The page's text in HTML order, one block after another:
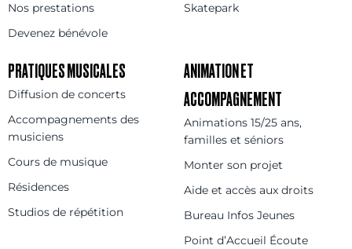
Nos prestations
Devenez bénévole
Skatepark
PRATIQUES MUSICALES
Diffusion de concerts
Accompagnements des
musiciens
Cours de musique
Résidences
Studios de répétition
ANIMATION ET
ACCOMPAGNEMENT
Animations 15/25 ans,
familles et séniors
Monter son projet
Aide et accès aux droits
Bureau Infos Jeunes
Point d’Accueil Écoute